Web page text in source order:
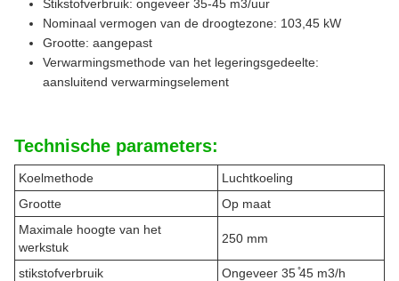
Stikstofverbruik: ongeveer 35-45 m3/uur
Nominaal vermogen van de droogtezone: 103,45 kW
Grootte: aangepast
Verwarmingsmethode van het legeringsgedeelte:
aansluitend verwarmingselement
Technische parameters:
Koelmethode
Luchtkoeling
Grootte
Op maat
Maximale hoogte van het
werkstuk
250 mm
stikstofverbruik
Ongeveer 35 ̊45 m3/h